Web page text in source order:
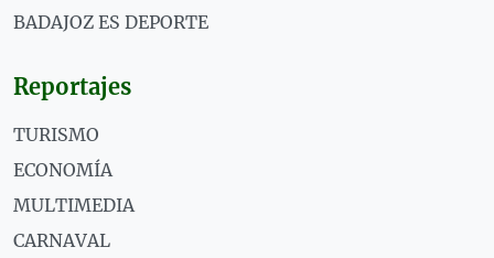
BADAJOZ ES DEPORTE
Reportajes
TURISMO
ECONOMÍA
MULTIMEDIA
CARNAVAL